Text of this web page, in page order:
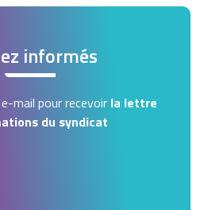
informés
mail pour recevoir la lettre
du syndicat